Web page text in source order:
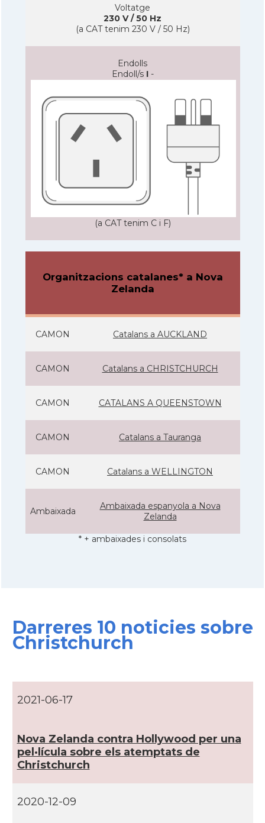
Voltatge
230 V / 50 Hz
(a CAT tenim 230 V / 50 Hz)
Endolls
Endoll/s I-
(a CAT tenim C i F)
Organitzacions catalanes* a Nova
Zelanda
CAMON Catalans a AUCKLAND
CAMON Catalans a CHRISTCHURCH
CAMON CATALANS A QUEENSTOWN
CAMON Catalans a Tauranga
CAMON Catalans a WELLINGTON
Ambaixada
Ambaixada espanyola a Nova
Zelanda
* + ambaixades i consolats
Darreres 10 noticies sobre
Christchurch
2021-06-17
Nova Zelanda contra Hollywood per una
pel·lí­cula sobre els atemptats de
Christchurch
2020-12-09